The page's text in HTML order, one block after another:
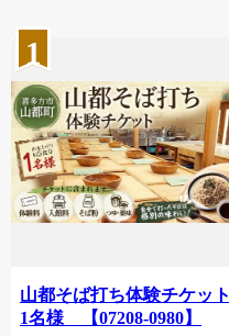
1
山都そば打ち体験チケット
1名様 【07208-0980】